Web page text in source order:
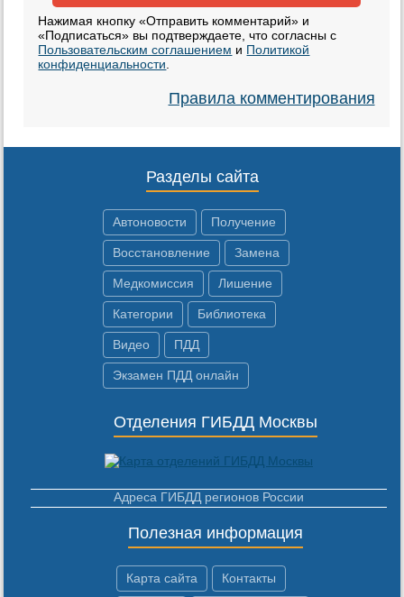
Нажимая кнопку «Отправить комментарий» и
«Подписаться» вы подтверждаете, что согласны с
Пользовательским соглашением и Политикой
конфиденциальности
Правила комментирования
Разделы сайта
Автоновости Получение
Восстановление Замена
Медкомиссия Лишение
Категории Библиотека
Видео ПДД
Экзамен ПДД онлайн
Отделения ГИБДД Москвы
Адреса ГИБДД регионов России
Полезная информация
Карта сайта Контакты